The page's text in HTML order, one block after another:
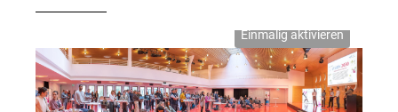
Arbeitsgruppentag 2026 der AGFK-BW
Wenn Sie externe Videos von YouTube aktivieren,
Einmalig aktivieren